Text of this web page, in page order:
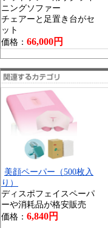
ニングソファー
チェアーと足置き台がセ
ット
価格： 66,000円
美顔ペーパー（500枚入
り）
ディスポフェイスペーパ
ーや消耗品が格安販売
価格： 6,840円